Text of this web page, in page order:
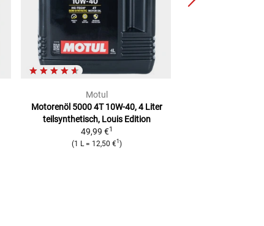
Motul
Motorenöl 5000 4T 10W-40, 4 Liter
teilsynthetisch, Louis Edition
49,99 €1
(1 L = 12,50 €1 )